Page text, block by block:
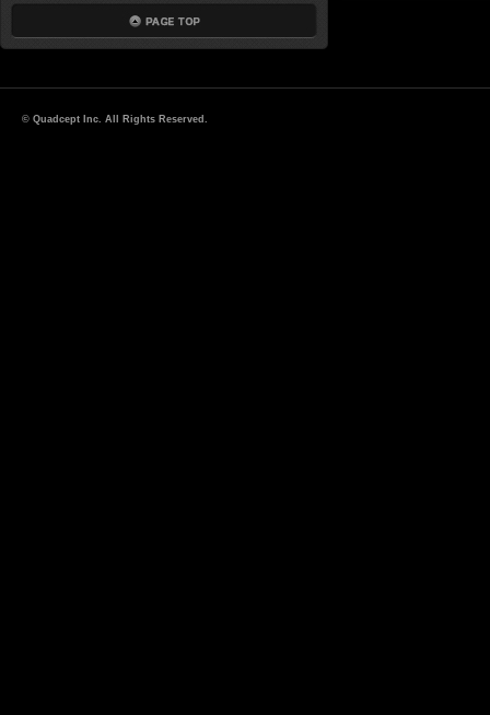
© Quadcept Inc. All Rights Reserved.